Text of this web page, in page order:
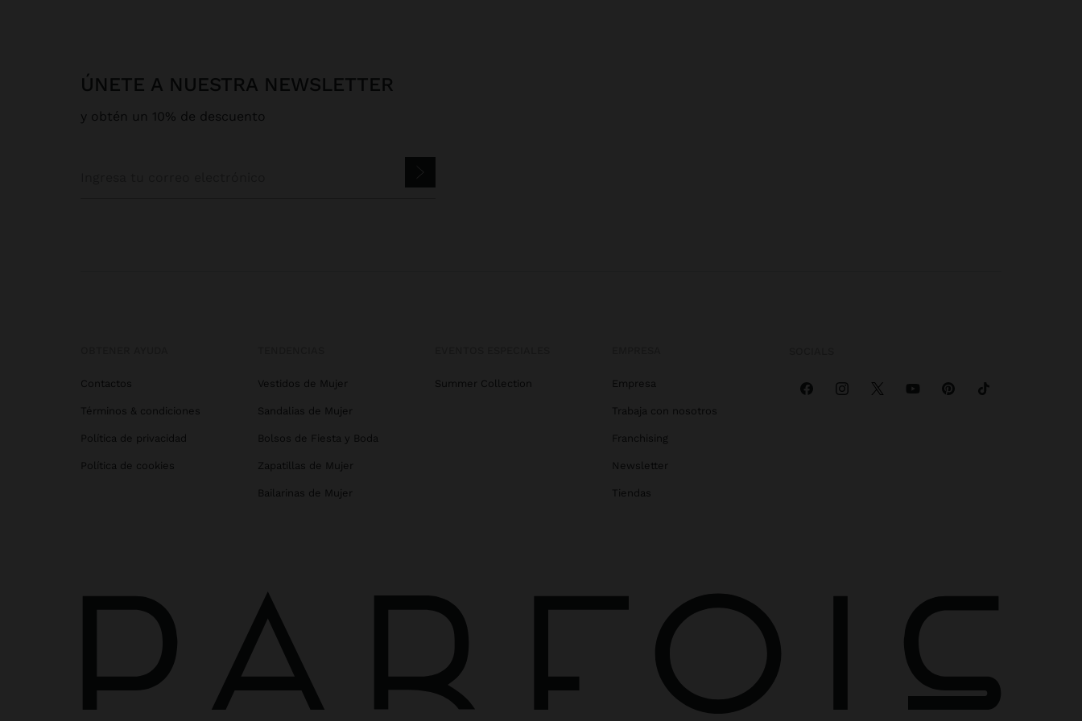
ÚNETE A NUESTRA NEWSLETTER
y obtén un 10% de descuento
Contactos
Términos & condiciones
Política de privacidad
Política de cookies
Vestidos de Mujer
Sandalias de Mujer
Bolsos de Fiesta y Boda
Zapatillas de Mujer
Bailarinas de Mujer
Summer Collection Empresa
Trabaja con nosotros
Franchising
Newsletter
Tiendas